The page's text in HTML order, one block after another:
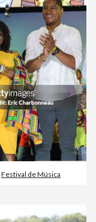
Festival de Música